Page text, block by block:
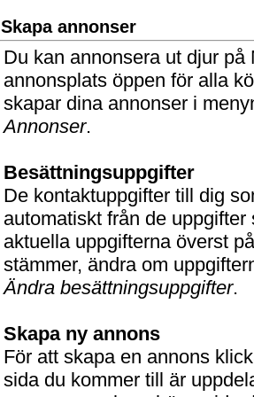
Skapa annonser
Du kan annonsera ut djur
annonsplats öppen för alla
skapar dina annonser i
Annonser.
Besättningsuppgifter
De kontaktuppgifter till dig
automatiskt från de
aktuella uppgifterna överst
stämmer, ändra om
Ändra besättningsuppgifter.
Skapa ny annons
För att skapa en annons
sida du kommer till är